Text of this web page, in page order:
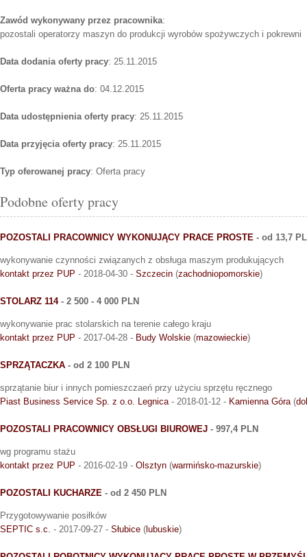
Zawód wykonywany przez pracownika:
pozostali operatorzy maszyn do produkcji wyrobów spożywczych i pokrewni
Data dodania oferty pracy: 25.11.2015
Oferta pracy ważna do: 04.12.2015
Data udostępnienia oferty pracy: 25.11.2015
Data przyjęcia oferty pracy: 25.11.2015
Typ oferowanej pracy: Oferta pracy
Podobne oferty pracy
POZOSTALI PRACOWNICY WYKONUJĄCY PRACE PROSTE - od 13,7
wykonywanie czynności związanych z obsługa maszym produkujących
kontakt przez PUP - 2018-04-30 - Szczecin (zachodniopomorskie)
STOLARZ 114- 2 500 - 4 000 PLN
wykonywanie prac stolarskich na terenie całego kraju
kontakt przez PUP - 2017-04-28 - Budy Wolskie (mazowieckie)
SPRZĄTACZKA - od 2 100 PLN
sprzątanie biur i innych pomieszczaeń przy użyciu sprzętu ręcznego
Piast Business Service Sp. z o.o. Legnica- 2018-01-12 - Kamienna Góra(
POZOSTALI PRACOWNICY OBSŁUGI BIUROWEJ - 997,4 PLN
wg programu stażu
kontakt przez PUP - 2016-02-19 - Olsztyn (warmińsko-mazurskie)
POZOSTALI KUCHARZE - od 2 450 PLN
Przygotowywanie posiłków
SEPTIC s.c. - 2017-09-27 - Słubice ( lubuskie)